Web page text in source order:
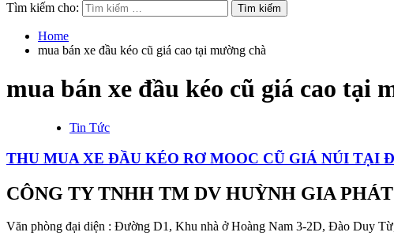
Tìm kiếm cho:
Home
mua bán xe đầu kéo cũ giá cao tại mường chà
mua bán xe đầu kéo cũ giá cao tại
Tin Tức
THU MUA XE ĐẦU KÉO RƠ MOOC CŨ GIÁ NÚI TẠI
CÔNG TY TNHH TM DV HUỲNH GIA PHÁT
Văn phòng đại diện : Đường D1, Khu nhà ở Hoàng Nam 3-2D, Đào Duy